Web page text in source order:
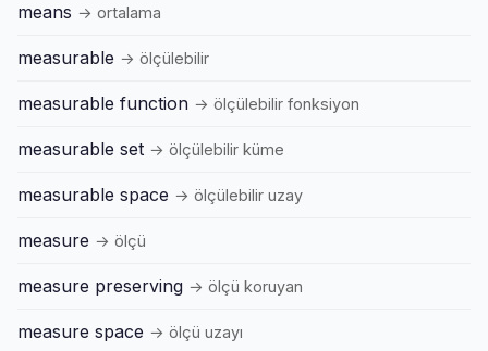
means → ortalama
measurable → ölçülebilir
measurable function → ölçülebilir fonksiyon
measurable set → ölçülebilir küme
measurable space → ölçülebilir uzay
measure → ölçü
measure preserving → ölçü koruyan
measure space → ölçü uzayı